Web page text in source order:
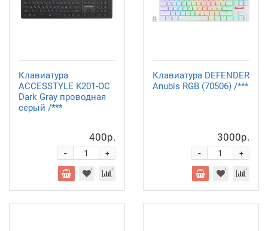
Клавиатура
ACCESSTYLE K201-OC
Dark Gray проводная
серый /***
400р.
+
-
Клавиатура DEFENDER
Anubis RGB (70506) /***
3000р.
+
-